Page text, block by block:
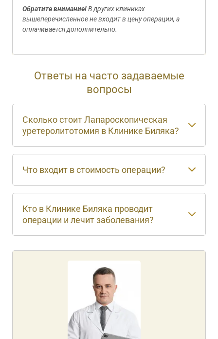
Обратите внимание!В других клиниках
вышеперечисленное не входит в цену операции, а
оплачивается дополнительно.
Ответы на часто задаваемые
вопросы
Сколько стоит Лапароскопическая
уретеролитотомия в Клинике Биляка?
Что входит в стоимость операции?
Кто в Клинике Биляка проводит
операции и лечит заболевания?